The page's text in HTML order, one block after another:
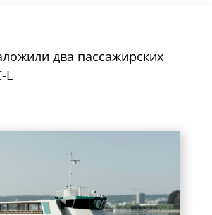
два пассажирских
L